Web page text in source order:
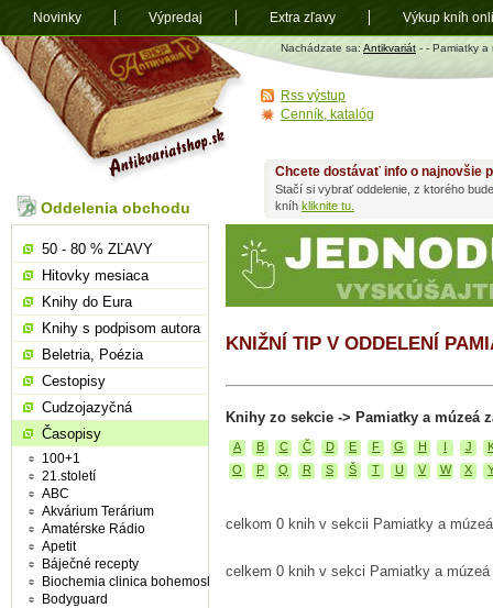
Antikvariát
shop.sk
Nachádzate sa: Antikvariát - - Pamiatky a
KNIŽNÍ TIP V ODDELENÍ
Knihy zo sekcie -> Pamiatky a múzeá
A B C Č D E F G H J
O
P Q R S Š T U V W X
celkom 0 knih v sekcii Pamiatky a múzeá
celkem 0 knih v sekci Pamiatky a múzeá
Chcete dostávať info o najnovšie
Stačí si vybrať oddelenie, z ktorého
kníh kliknite tu.
Oddelenia obchodu
50 - 80 % ZĽAVY
Hitovky mesiaca
Knihy do Eura
Knihy s podpisom autora
Beletria, Poézia
Cestopisy
Cudzojazyčná
Časopisy
100+1
21.století
ABC
Akvárium Terárium
Amatérske Rádio
Apetit
Báječné recepty
Biochemia clinica bohemoslovaca
Bodyguard
Rss výstup
Cenník, katalóg
Novinky Výpredaj Extra zľavy Výkup kníh